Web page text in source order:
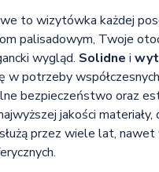
to wizytówka każdej
palisadowym, Twoje
wygląd. Solidne i
w potrzeby
bezpieczeństwo oraz
jakości materiały,
przez wiele lat,